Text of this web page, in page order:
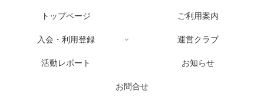
トップページ ご利用案内
入会・利用登録 運営クラブ
活動レポート お知らせ
お問合せ